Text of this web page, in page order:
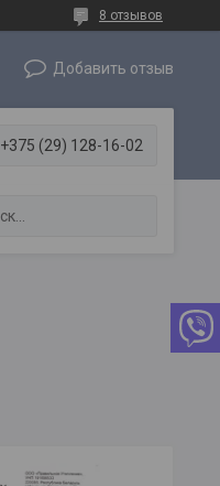
8 отзывов
Добавить отзыв
+375 (29) 128-16-02